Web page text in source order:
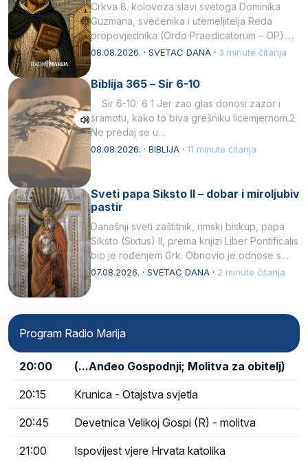
Crkva 8. kolovoza slavi svetoga Dominika
Guzmana, svećenika i utemeljitelja Reda
propovjednika (Ordo Praedicatorum – OP).
Svojim životom, dubokom ljubavlju prema
08.08.2026. · SVETAC DANA · 3 minute čitanja
Biblija 365 – Sir 6-10
Sir 6-10 6 1 Jer zao glas donosi zazor i
sramotu, kako to biva grešniku licemjernom.2
Ne predaj se u…
08.08.2026. · BIBLIJA · 11 minute čitanja
Sveti papa Siksto II – dobar i miroljubiv
pastir
Današnji sveti zaštitnik, rimski biskup, papa
Siksto (Sixtus) II, prema knjizi Liber Pontificalis
bio je rođenjem Grk. Obnovio je odnose s
afričkim…
07.08.2026. · SVETAC DANA · 2 minute čitanja
Program Radio Marija
20:00 (...Anđeo Gospodnji; Molitva za obitelj)
20:15 Krunica - Otajstva svjetla
20:45 Devetnica Velikoj Gospi (R) - molitva
21:00 Ispovijest vjere Hrvata katolika